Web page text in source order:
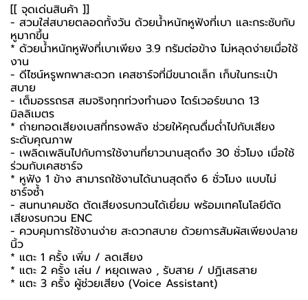
[[ จุดเด่นสินค้า ]]
- สวมใส่สบายตลอดทั้งวัน ด้วยน้ำหนักหูฟังที่เบา และกระชับกับ
หูมากขึ้น
* ด้วยน้ำหนักหูฟังที่เบาเพียง 3.9 กรัมต่อข้าง ไม่หลุดง่ายเมื่อใช้
งาน
- ดีไซน์หรูพกพาสะดวก เคสชาร์จที่มีขนาดเล็ก เก็บในกระเป๋า
สบาย
- เต็มอรรถรส สมจริงทุกท่วงทำนอง ไดร์เวอร์ขนาด 13
มิลลิเมตร
* ถ่ายทอดเสียงเบสที่ทรงพลัง ช่วยให้คุณดื่มด่ำไปกับเสียง
ระดับคุณภาพ
- เพลิดเพลินไปกับการใช้งานที่ยาวนานสุดถึง 30 ชั่วโมง เมื่อใช้
ร่วมกับเคสชาร์จ
* หูฟัง 1 ข้าง สามารถใช้งานได้นานสุดถึง 6 ชั่วโมง แบบไม่
ชาร์จซ้ำ
- สนทนาคมชัด ตัดเสียงรบกวนได้เยี่ยม พร้อมเทคโนโลยีตัด
เสียงรบกวน ENC
- ควบคุมการใช้งานง่าย สะดวกสบาย ด้วยการสัมผัสเพียงปลาย
นิ้ว
* แตะ 1 ครั้ง เพิ่ม / ลดเสียง
* แตะ 2 ครั้ง เล่น / หยุดเพลง , รับสาย / ปฏิเสธสาย
* แตะ 3 ครั้ง ผู้ช่วยเสียง (Voice Assistant)